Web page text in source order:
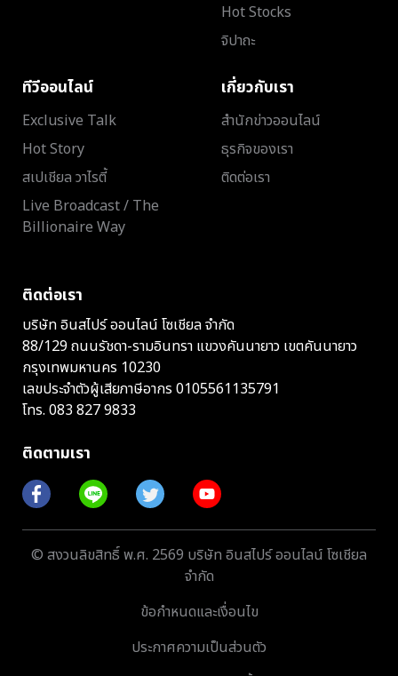
Hot Stocks
จิปาถะ
ทีวีออนไลน์
Exclusive Talk
Hot Story
สเปเชียล วาไรตี้
Live Broadcast / The
Billionaire Way
เกี่ยวกับเรา
สำนักข่าวออนไลน์
ธุรกิจของเรา
ติดต่อเรา
ติดต่อเรา
บริษัท อินสไปร์ ออนไลน์ โซเชียล จำกัด
88/129 ถนนรัชดา-รามอินทรา แขวงคันนายาว เขตคันนายาว
กรุงเทพมหานคร 10230
เลขประจำตัวผู้เสียภาษีอากร 0105561135791
โทร. 083 827 9833
ติดตามเรา
© สงวนลิขสิทธิ์ พ.ศ. 2569 บริษัท อินสไปร์ ออนไลน์ โซเชียล
จำกัด
ข้อกำหนดและเงื่อนไข
ประกาศความเป็นส่วนตัว